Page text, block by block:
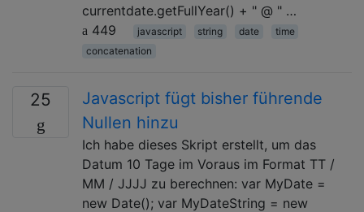
currentdate.getFullYear() + " @ " …
449
javascript string date
time
concatenation
25
Javascript fügt bisher führende
Nullen hinzu
Ich habe dieses Skript erstellt, um das
Datum 10 Tage im Voraus im Format TT /
MM / JJJJ zu berechnen: var MyDate =
new Date(); var MyDateString = new